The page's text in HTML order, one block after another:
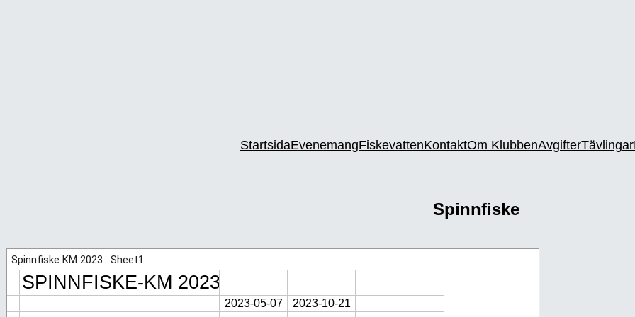
StartsidaEvenemangFiskevattenKontaktOm KlubbenAvgifterTävlingar
Spinnfiske